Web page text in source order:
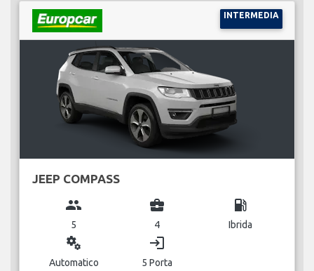
INTERMEDIA
JEEP COMPASS
group
5
business_center
4
local_gas_station
Ibrida
miscellaneous_services
Automatico
login
5 Porta